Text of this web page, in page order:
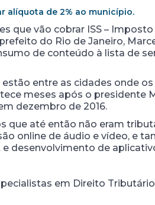
alíquota de 2% ao município.
que vão cobrar ISS –
do Rio de Janeiro,
de conteúdo à lista de
entre as cidades onde
meses após o presidente
dezembro de 2016.
que até então não eram
online de áudio e vídeo, e
desenvolvimento de
em Direito